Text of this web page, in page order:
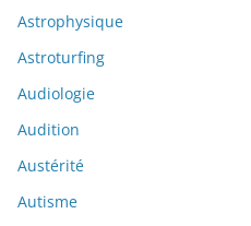
Astrophysique
Astroturfing
Audiologie
Audition
Austérité
Autisme